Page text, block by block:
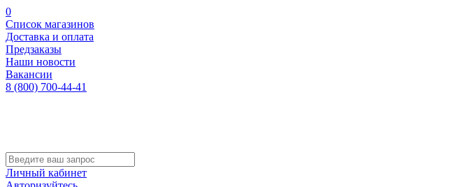
0
Список магазинов
Доставка и оплата
Предзаказы
Наши новости
Вакансии
8 (800) 700-44-41
Личный кабинет